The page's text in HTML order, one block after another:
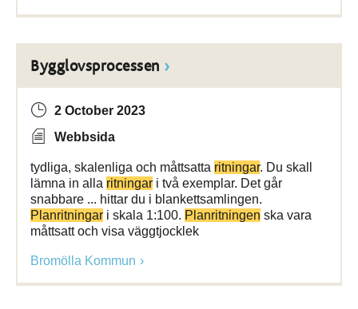
Bygglovsprocessen
2 October 2023
Webbsida
tydliga, skalenliga och måttsatta ritningar. Du skall
lämna in alla ritningar i två exemplar. Det går
snabbare ... hittar du i blankettsamlingen.
Planritningar i skala 1:100. Planritningen ska vara
måttsatt och visa väggtjocklek
Bromölla Kommun